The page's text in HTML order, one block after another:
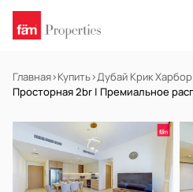
Главная›Купить›Дубай Крик Харбор
Просторная 2br | Премиальное
В АРЕНДУ Готов к заселению